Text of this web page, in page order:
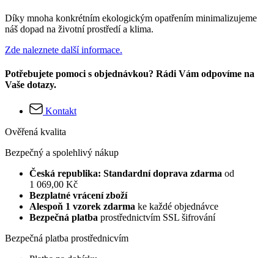
Díky mnoha konkrétním ekologickým opatřením minimalizujeme
náš dopad na životní prostředí a klima.
Zde naleznete další informace.
Potřebujete pomoci s objednávkou? Rádi Vám odpovíme na
Vaše dotazy.
Kontakt
Ověřená kvalita
Bezpečný a spolehlivý nákup
Česká republika: Standardní doprava zdarma od
1 069,00 Kč
Bezplatné vrácení zboží
Alespoň 1 vzorek zdarma ke každé objednávce
Bezpečná platba prostřednictvím SSL šifrování
Bezpečná platba prostřednicvím